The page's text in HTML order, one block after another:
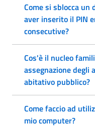
Come si sblocca
aver inserito il PIN
consecutive?
Cos'è il nucleo
assegnazione degli
abitativo pubblico?
Come faccio ad
mio computer?